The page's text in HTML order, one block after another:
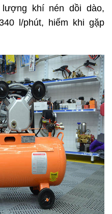
khí nén dồi dào,
l/phút, hiếm khi gặp